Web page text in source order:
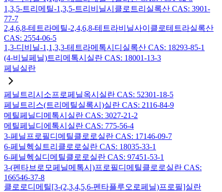
1,3,5-트리메틸-1,3,5-트리비닐시클로트리실록산 CAS: 3901-
77-7
2,4,6,8-테트라메틸-2,4,6,8-테트라비닐사이클로테트라실록산
CAS: 2554-06-5
1,3-디비닐-1,1,3,3-테트라메톡시디실록산 CAS: 18293-85-1
(4-비닐페닐)트리메톡시실란 CAS: 18001-13-3
페닐실란
페닐트리시소프로페닐옥시실란 CAS: 52301-18-5
페닐트리스(트리메틸실록시)실란 CAS: 2116-84-9
메틸페닐디메톡시실란 CAS: 3027-21-2
메틸페닐디에톡시실란 CAS: 775-56-4
3-페닐프로필디메틸클로로실란 CAS: 17146-09-7
6-페닐헥실트리클로로실란 CAS: 18035-33-1
6-페닐헥실디메틸클로로실란 CAS: 97451-53-1
3-(펜타브로모페닐메톡시)프로필디메틸클로로실란 CAS:
166546-37-8
클로로디메틸[3-(2,3,4,5,6-펜타플루오로페닐)프로필]실란